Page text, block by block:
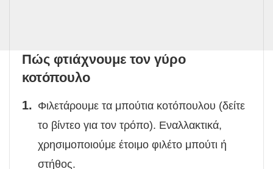
Πώς φτιάχνουμε τον γύρο
κοτόπουλο
Φιλετάρουμε τα μπούτια κοτόπουλου (δείτε
το βίντεο για τον τρόπο). Εναλλακτικά,
χρησιμοποιούμε έτοιμο φιλέτο μπούτι ή
στήθος.